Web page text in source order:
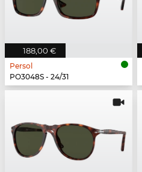
188,00 €
Persol
PO3048S - 24/31